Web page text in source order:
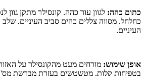
כתום כהה: לגוון עור כהה. קונסילר מתקן גוון
כחלחל. מסווה צללים כהים סביב העיניים. שלב
העיניים.
אופן שימוש: מורחים מעט מהקונסילר על